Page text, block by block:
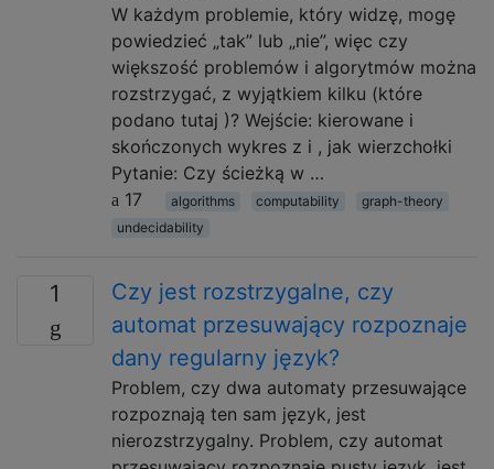
W każdym problemie, który widzę, mogę
powiedzieć „tak” lub „nie”, więc czy
większość problemów i algorytmów można
rozstrzygać, z wyjątkiem kilku (które
podano tutaj )? Wejście: kierowane i
skończonych wykres z i , jak wierzchołki
Pytanie: Czy ścieżką w …
17
algorithms computability
graph-theory
undecidability
1
Czy jest rozstrzygalne, czy
automat przesuwający rozpoznaje
dany regularny język?
Problem, czy dwa automaty przesuwające
rozpoznają ten sam język, jest
nierozstrzygalny. Problem, czy automat